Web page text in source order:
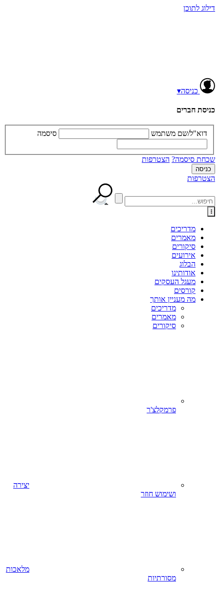
דילוג לתוכן
כניסה▾
כניסת חברים
דוא"ל/שם משתמש סיסמה
שכחת סיסמה? הצטרפות
הצטרפות
מדריכים
מאמרים
סיקורים
אירועים
הבלוג
אודותינו
מעגל העסקים
קורסים
מה מעניין אותך
מדריכים
מאמרים
סיקורים
פרמקלצ'ר
יצירה
ושימוש חוזר
מלאכות
מסורתיות